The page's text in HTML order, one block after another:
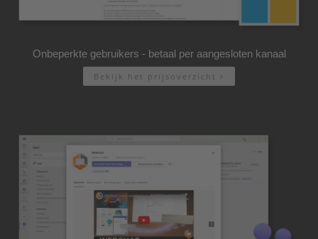
Onbeperkte gebruikers - betaal per aangesloten kanaal
Bekijk het prijsoverzicht